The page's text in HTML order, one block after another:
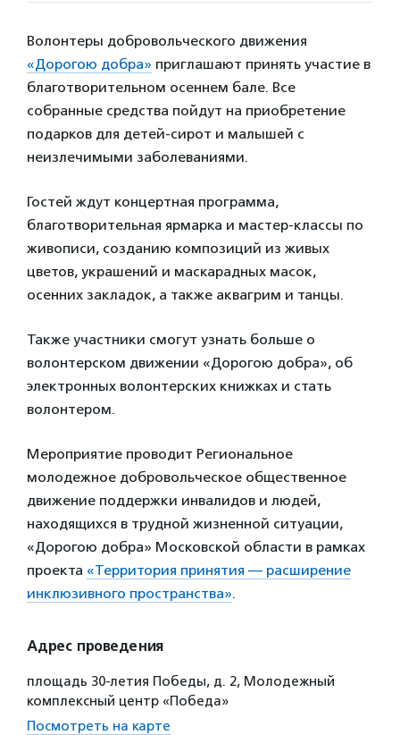
Волонтеры добровольческого движения
«Дорогою добра» приглашают принять участие в
благотворительном осеннем бале. Все
собранные средства пойдут на приобретение
подарков для детей-сирот и малышей с
неизлечимыми заболеваниями.
Гостей ждут концертная программа,
благотворительная ярмарка и мастер-классы по
живописи, созданию композиций из живых
цветов, украшений и маскарадных масок,
осенних закладок, а также аквагрим и танцы.
Также участники смогут узнать больше о
волонтерском движении «Дорогою добра», об
электронных волонтерских книжках и стать
волонтером.
Мероприятие проводит Региональное
молодежное добровольческое общественное
движение поддержки инвалидов и людей,
находящихся в трудной жизненной ситуации,
«Дорогою добра» Московской области в рамках
проекта «Территория принятия — расширение
инклюзивного пространства».
Адрес проведения
площадь 30-летия Победы, д. 2, Молодежный
комплексный центр «Победа»
Посмотреть на карте